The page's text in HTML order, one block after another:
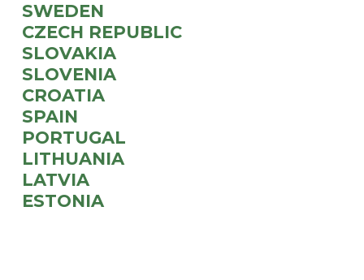
SWEDEN
CZECH REPUBLIC
SLOVAKIA
SLOVENIA
CROATIA
SPAIN
PORTUGAL
LITHUANIA
LATVIA
ESTONIA